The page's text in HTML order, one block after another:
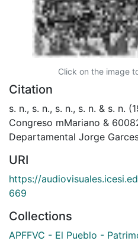
Click on the image
Citation
s. n., s. n., s. n., s. n. & s. n.
Congreso mMariano &
Departamental Jorge
URI
https://
669
Collections
APFFVC - El Pueblo -